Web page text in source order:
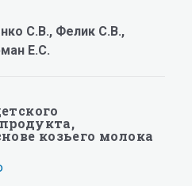
С.В., Фелик С.В.,
Е.С.
козьего молока